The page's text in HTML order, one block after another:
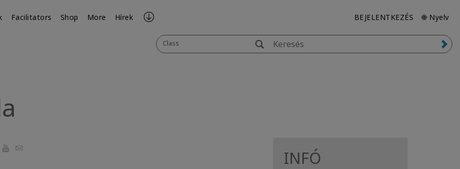
Facilitators Shop More Hírek BEJELENTKEZÉS 🌐 Nyelv
Class
Email INFÓ